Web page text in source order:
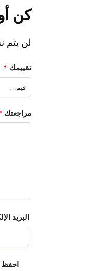
كن
لن يتم
تقييمك *
مراجعتك
البريد
احفظ